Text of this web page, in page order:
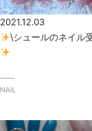
2021.12.03
\シュールのネイル
NAIL